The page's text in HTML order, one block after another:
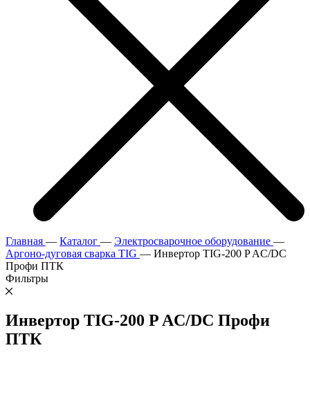
Главная — Каталог — Электросварочное оборудование —
Аргоно-дуговая сварка TIG — Инвертор TIG-200 P AC/DC
Профи ПТК
Фильтры
Инвертор TIG-200 P AC/DC Профи
ПТК